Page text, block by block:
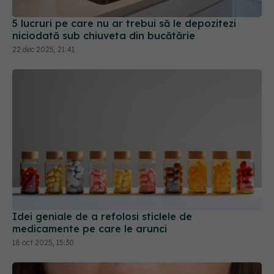
5 lucruri pe care nu ar trebui să le depozitezi
niciodată sub chiuveta din bucătărie
22 dec 2025, 21:41
Idei geniale de a refolosi sticlele de
medicamente pe care le arunci
18 oct 2025, 15:30